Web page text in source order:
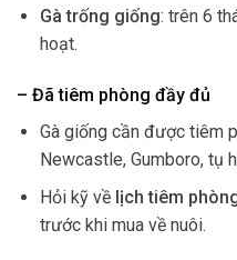
Gà trống giống: trên 6
hoạt.
– Đã tiêm phòng đầy đủ
Gà giống cần được tiêm
Newcastle, Gumboro, tụ
Hỏi kỹ về lịch tiêm
trước khi mua về nuôi.